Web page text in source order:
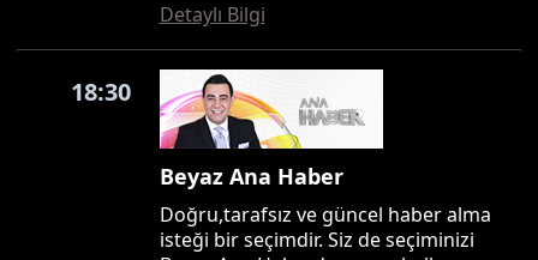
Detaylı Bilgi
18:30
Beyaz Ana Haber
Doğru,tarafsız ve güncel haber alma
isteği bir seçimdir. Siz de seçiminizi